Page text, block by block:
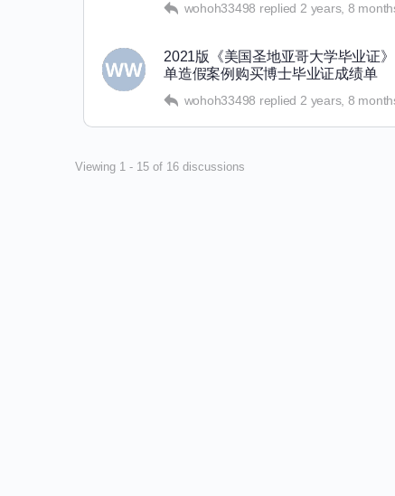
wohoh33498 replied 2 years, 8
2021版《美国圣地亚哥大学毕业证
单造假案例购买博士毕业证成绩单
wohoh33498 replied 2 years, 8
Viewing 1 - 15 of 16 discussions